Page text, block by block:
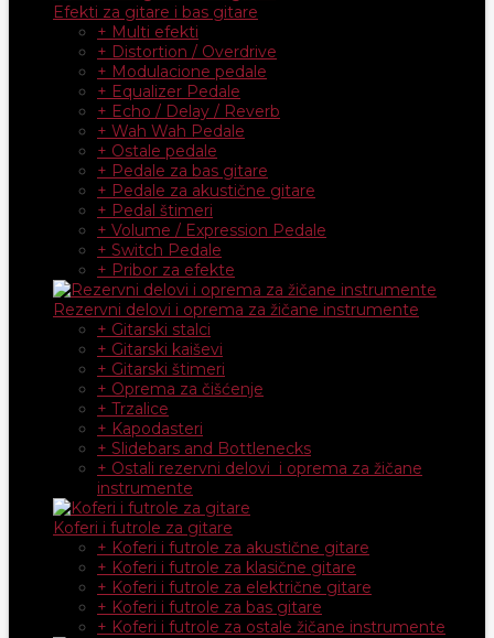
Efekti za gitare i bas gitare
+ Multi efekti
+ Distortion / Overdrive
+ Modulacione pedale
+ Equalizer Pedale
+ Echo / Delay / Reverb
+ Wah Wah Pedale
+ Ostale pedale
+ Pedale za bas gitare
+ Pedale za akustične gitare
+ Pedal štimeri
+ Volume / Expression Pedale
+ Switch Pedale
+ Pribor za efekte
Rezervni delovi i oprema za žičane instrumente
+ Gitarski stalci
+ Gitarski kaiševi
+ Gitarski štimeri
+ Oprema za čišćenje
+ Trzalice
+ Kapodasteri
+ Slidebars and Bottlenecks
+ Ostali rezervni delovi i oprema za žičane
instrumente
Koferi i futrole za gitare
+ Koferi i futrole za akustične gitare
+ Koferi i futrole za klasične gitare
+ Koferi i futrole za električne gitare
+ Koferi i futrole za bas gitare
+ Koferi i futrole za ostale žičane instrumente